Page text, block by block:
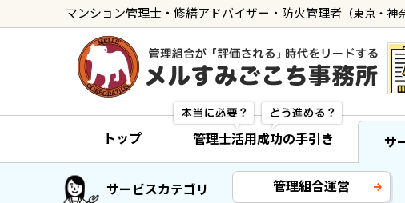
マンション管理士・修繕アドバイザー・防火管理者 （東京・神
トップ 管理士活用成功の手引き サ
サービスカテゴリ 管理組合運営
トップ
管理士の活用方法
ご利用の流れ »